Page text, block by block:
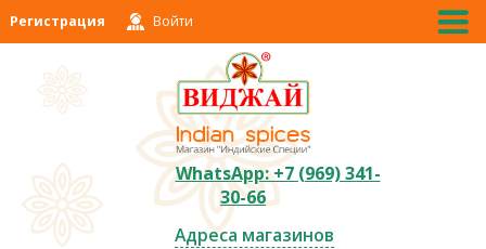
Регистрация Войти
WhatsApp: +7 (969) 341-
30-66
Адреса магазинов